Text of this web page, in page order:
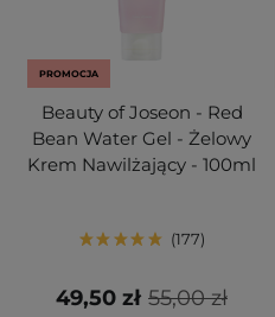
PROMOCJA
Beauty of Joseon - Red
Bean Water Gel - Żelowy
Krem Nawilżający - 100ml
177
55,00 zł
49,50 zł